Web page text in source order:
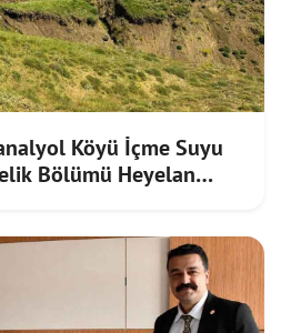
Köyü İçme Suyu
Bölümü Heyelan